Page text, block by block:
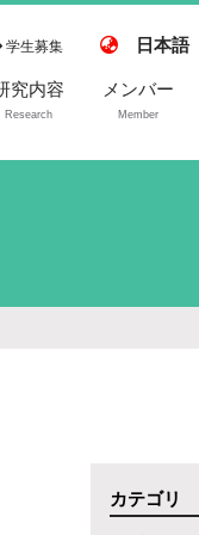
学生募集 日本語
究内容
Research
メンバー
Member
カテゴリ